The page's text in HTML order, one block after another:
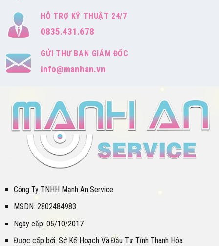
HỖ TRỢ KỸ THUẬT 24/7
0835.431.678
GỬI THƯ BAN GIÁM ĐỐC
info@manhan.vn
Công Ty TNHH Mạnh An Service
MSDN: 2802484983
Ngày cấp: 05/10/2017
Được cấp bởi: Sở Kế Hoạch Và Đầu Tư Tỉnh Thanh Hóa